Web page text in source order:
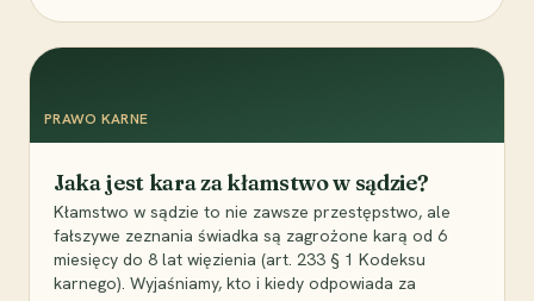
PRAWO KARNE
Jaka jest kara za kłamstwo w sądzie?
Kłamstwo w sądzie to nie zawsze przestępstwo, ale
fałszywe zeznania świadka są zagrożone karą od 6
miesięcy do 8 lat więzienia (art. 233 § 1 Kodeksu
karnego). Wyjaśniamy, kto i kiedy odpowiada za